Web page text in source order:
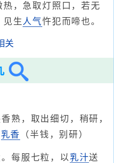
，急取灯照口，若无
见生人气忤犯而啼也。
关
熟，取出细切，稍研，
乳香 （半钱，别研）
每服七粒，以乳汁送